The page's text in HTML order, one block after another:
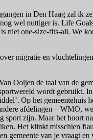
in Den Haag zal ik
wel nuttiger is. Life
niet one-size-fits-all. We
migratie en
Ooijen de taal van de
wordt gebruikt.
Op het gemeentehuis
afdelingen – WMO,
sport zijn. Maar het hoort
Het klinkt misschien
gemeente van je vraagt